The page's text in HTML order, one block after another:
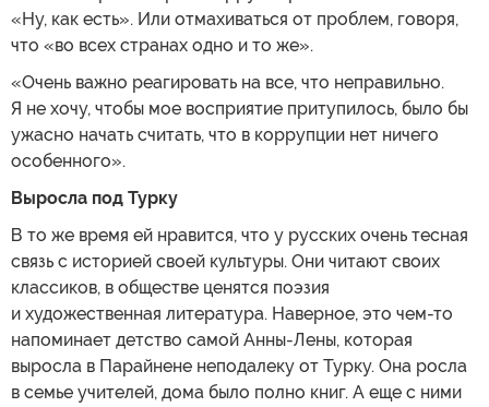
«Ну, как есть». Или отмахиваться от проблем, говоря,
что «во всех странах одно и то же».
«Очень важно реагировать на все, что неправильно.
Я не хочу, чтобы мое восприятие притупилось, было бы
ужасно начать считать, что в коррупции нет ничего
особенного».
Выросла под Турку
В то же время ей нравится, что у русских очень тесная
связь с историей своей культуры. Они читают своих
классиков, в обществе ценятся поэзия
и художественная литература. Наверное, это чем-то
напоминает детство самой Анны-Лены, которая
выросла в Парайнене неподалеку от Турку. Она росла
в семье учителей, дома было полно книг. А еще с ними